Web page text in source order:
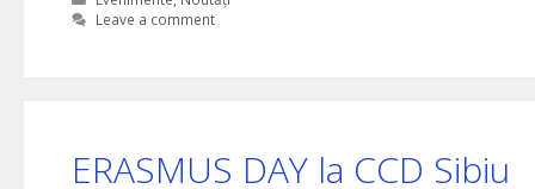
Leave a comment
ERASMUS DAY la CCD Sibiu